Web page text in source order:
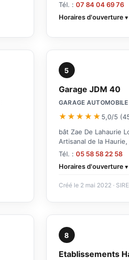
Tél. : 07 84 04 69 76
Horaires d'ouverture
5
Garage JDM 40
GARAGE AUTOMOBILE
★★★★★ 5,0/5
bât Zae De Lahaurie
Artisanal de la
Tél. : 05 58 58 22 58
Horaires d'ouverture
Créé le 2 mai 2022 ·
8
Etablissements